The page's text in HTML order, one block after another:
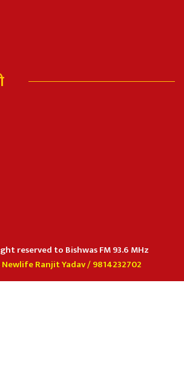
reserved to Bishwas FM 93.6 MHz
Newlife Ranjit Yadav /9814232702